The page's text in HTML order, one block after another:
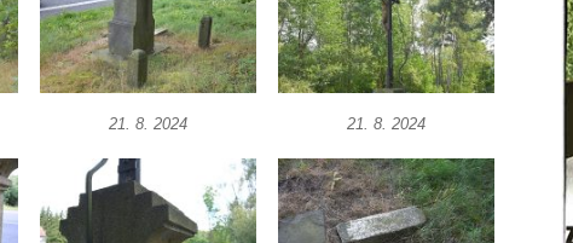
21. 8. 2024 21. 8. 2024